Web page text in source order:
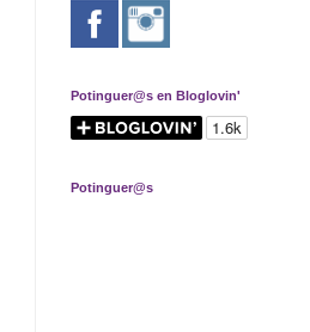
Potinguer@s en Bloglovin'
Potinguer@s